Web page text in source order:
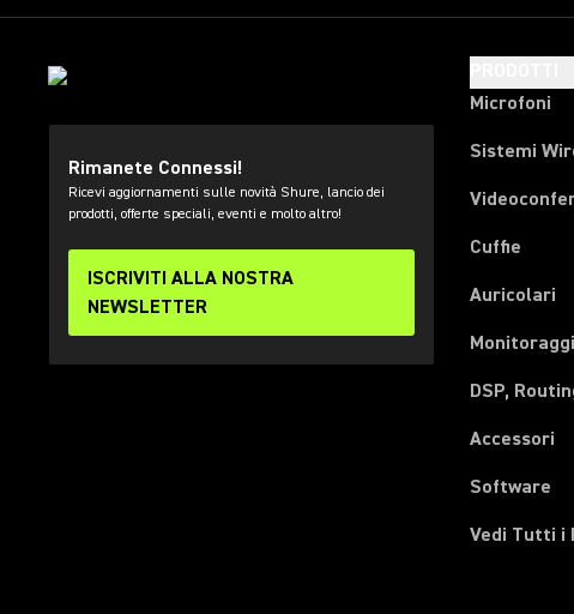
Rimanete Connessi!
Ricevi aggiornamenti sulle novità Shure, lancio dei
prodotti, offerte speciali, eventi e molto altro!
ISCRIVITI ALLA NOSTRA
NEWSLETTER
Microfoni
Sistemi
Cuffie
Auricolari
DSP,
Accessori
Software
Vedi Tutti i